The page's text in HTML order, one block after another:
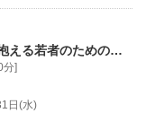
らうこと。
「楽しく参加」で
社会から孤立し将来に不安を抱える若者のための居場所活動を支える職員募集！
分]
日(水)